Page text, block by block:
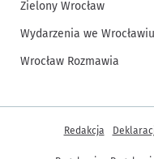
Zielony Wrocław
Wydarzenia we Wrocławiu
Wrocław Rozmawia
Inne
Redakcja